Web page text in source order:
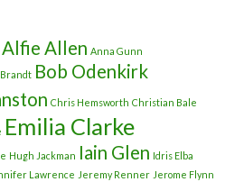
Alfie Allen Anna Gunn
Bob Odenkirk
Chris Hemsworth Christian Bale
Emilia Clarke
Hugh Jackman Iain Glen Idris Elba
Lawrence Jeremy Renner Jerome Flynn